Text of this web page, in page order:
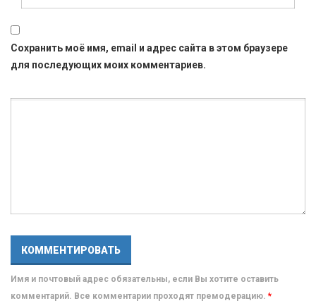
Сохранить моё имя, email и адрес сайта в этом браузере
для последующих моих комментариев.
Имя и почтовый адрес обязательны, если Вы хотите оставить
комментарий. Все комментарии проходят премодерацию. *